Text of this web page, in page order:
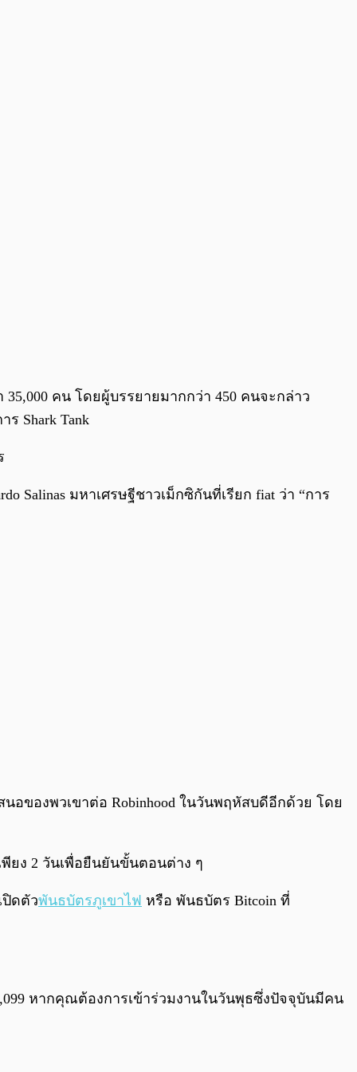
0:00
35,000 คน โดยผู้บรรยายมากกว่า 450 คนจะกล่าว
Shark Tank
Salinas มหาเศรษฐีชาวเม็กซิกันที่เรียก fiat ว่า “การ
อของพวเขาต่อ Robinhood ในวันพฤหัสบดีอีกด้วย โดย
พียง 2 วันเพื่อยืนยันขั้นตอนต่าง ๆ
ปิดตัวพันธบัตรภูเขาไฟ หรือ พันธบัตร Bitcoin ที่
หากคุณต้องการเข้าร่วมงานในวันพุธซึ่งปัจจุบันมีคน